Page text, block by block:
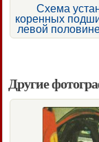
Схема
коренных
левой
Другие